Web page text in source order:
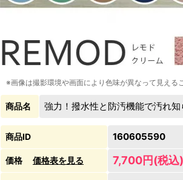
※画像は撮影環境や画面により色味が異なって見える
商品名 強力！撥水性と防汚機能で汚れ
商品ID 160605590
価格 価格表を見る 7,700円(税込